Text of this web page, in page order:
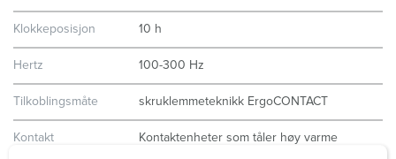
Klokkeposisjon 10 h
Hertz 100-300 Hz
Tilkoblingsmåte skruklemmeteknikk ErgoCONTACT
Kontakt
Kontaktenheter som tåler høy varme